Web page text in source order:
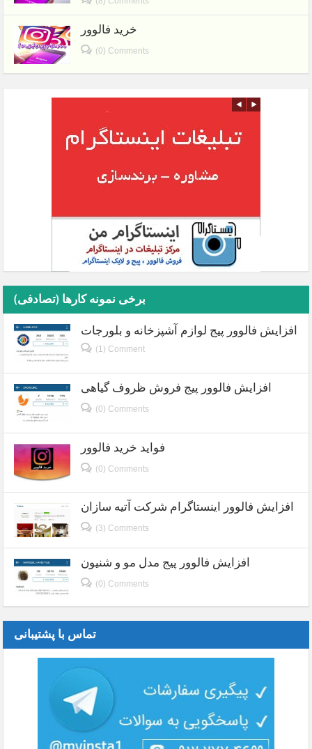
خرید فالوور
(0) Comments
برخی نمونه کارها (تصادفی)
افزایش فالوور پیج لوازم آشپزخانه و بلورجات
(1) Comment
افزایش فالوور پیج فروش ظروف گیاهی
(0) Comments
فواید خرید فالوور
(0) Comments
افزایش فالوور اینستاگرام شرکت آتیه سازان
(3) Comments
افزایش فالوور پیج مدل مو و شنیون
(0) Comments
تماس با پشتیبانی